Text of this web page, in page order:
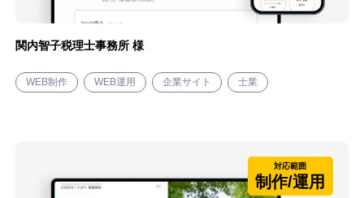
関内智子税理士事務所 様
WEB制作 WEB運用 企業サイト 士業
対応範囲
制作/運用